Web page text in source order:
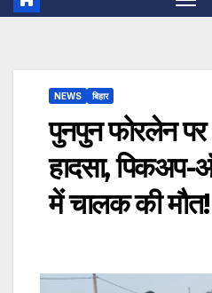
NEWS बिहार
पुनपुन फोरलेन
हादसा,
में चालक की मौत!